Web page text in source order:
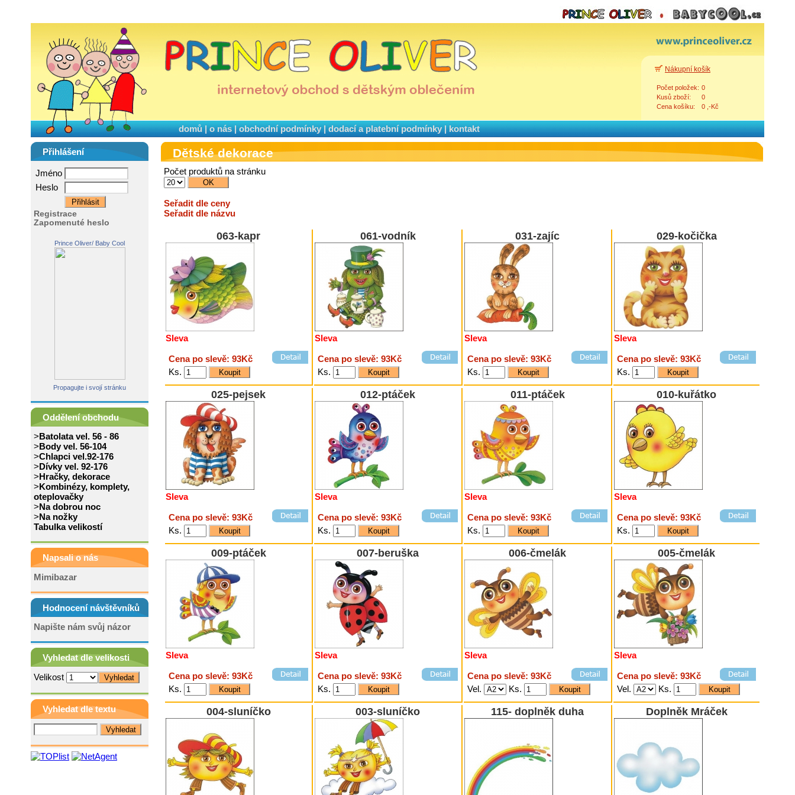
domů|o nás|obchodní podmínky|dodací a platební podmínky|kontakt
Nákupní košík
Počet položek: 0
Kusů zboží:
0
Cena košíku:
0 ,-Kč
Přihlášení
Jméno
Heslo
Registrace
Zapomenuté heslo
Prince Oliver/ Baby Cool
Propagujte i svojí stránku
Oddělení obchodu
>Batolata vel. 56 - 86
>Body vel. 56-104
>Chlapci vel.92-176
>Dívky vel. 92-176
>Hračky, dekorace
>Kombinézy, komplety,
oteplovačky
>Na dobrou noc
>Na nožky
Tabulka velikostí
Napsali o nás
Mimibazar
Hodnocení návštěvníků
Napište nám svůj názor
Vyhledat dle velikosti
Velikost
Vyhledat dle textu
Dětské dekorace
Počet produktů na stránku
Seřadit dle ceny
Seřadit dle názvu
063-kapr
Sleva
Cena po slevě: 93Kč
Ks.
061-vodník
Sleva
Cena po slevě: 93Kč
Ks.
031-zajíc
Sleva
Cena po slevě: 93Kč
Ks.
029-kočička
Sleva
Cena po slevě: 93Kč
Ks.
025-pejsek
Sleva
Cena po slevě: 93Kč
Ks.
012-ptáček
Sleva
Cena po slevě: 93Kč
Ks.
011-ptáček
Sleva
Cena po slevě: 93Kč
Ks.
010-kuřátko
Sleva
Cena po slevě: 93Kč
Ks.
009-ptáček
Sleva
Cena po slevě: 93Kč
Ks.
007-beruška
Sleva
Cena po slevě: 93Kč
Ks.
006-čmelák
Sleva
Cena po slevě: 93Kč
Vel.
Ks.
005-čmelák
Sleva
Cena po slevě: 93Kč
Vel.
Ks.
004-sluníčko 003-sluníčko 115- doplněk duha Doplněk Mráček